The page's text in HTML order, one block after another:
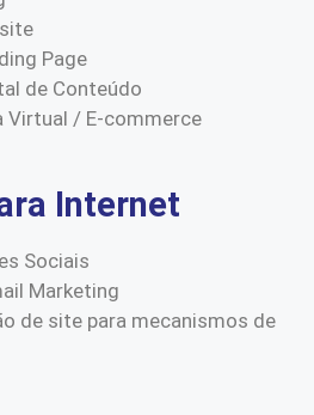
Page
de Conteúdo
Virtual / E-commerce
Internet
Sociais
Marketing
de site para mecanismos de